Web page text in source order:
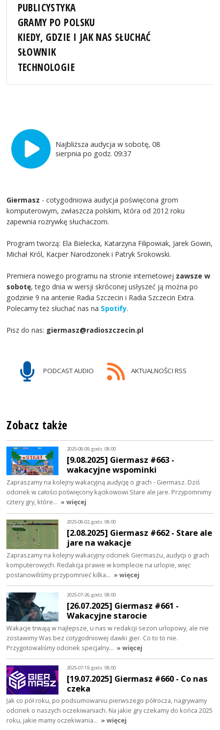
PUBLICYSTYKA
GRAMY PO POLSKU
KIEDY, GDZIE I JAK NAS SŁUCHAĆ
SŁOWNIK
TECHNOLOGIE
Najbliższa audycja w sobotę, 08
sierpnia po godz. 09:37
Giermasz - cotygodniowa audycja poświęcona grom
komputerowym, zwłaszcza polskim, która od 2012 roku
zapewnia rozrywkę słuchaczom.
Program tworzą: Ela Bielecka, Katarzyna Filipowiak, Jarek Gowin,
Michał Król, Kacper Narodzonek i Patryk Srokowski.
Premiera nowego programu na stronie internetowej zawsze w
sobotę, tego dnia w wersji skróconej usłyszeć ją można po
godzinie 9 na antenie Radia Szczecin i Radia Szczecin Extra.
Polecamy też słuchać nas na Spotify.
Pisz do nas: giermasz@radioszczecin.pl
PODCAST AUDIO AKTUALNOŚCI RSS
Zobacz także
2025-08-09, godz. 08:00
[9.08.2025] Giermasz #663 -
wakacyjne wspominki
Zapraszamy na kolejny wakacyjną audycję o grach - Giermasz. Dziś
odcinek w całości poświęcony kącikowowi Stare ale jare. Przypomnimy
cztery gry, które… » więcej
2025-08-02, godz. 08:00
[2.08.2025] Giermasz #662 - Stare ale
jare na wakacje
Zapraszamy na kolejny wakacyjny odcinek Giermaszu, audycji o grach
komputerowych. Redakcja prawie w komplecie na urlopie, więc
postanowiliśmy przypomnieć kilka… » więcej
2025-07-26, godz. 08:00
[26.07.2025] Giermasz #661 -
Wakacyjne starocie
Wakacje trwają w najlepsze, u nas w redakcji sezon urlopowy, ale nie
zostawimy Was bez cotygodniowej dawki gier. Co to to nie.
Przygotowaliśmy odcinek specjalny… » więcej
2025-07-19, godz. 08:00
[19.07.2025] Giermasz #660 - Co nas
czeka
Jak co pół roku, po podsumowaniu pierwszego półrocza, nagrywamy
odcinek o naszych oczekiwaniach. Na jakie gry czekamy do końca 2025
roku, jakie mamy oczekiwania… » więcej